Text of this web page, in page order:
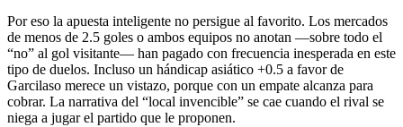
Por eso la apuesta inteligente no persigue al favorito. Los mercados
de menos de 2.5 goles o ambos equipos no anotan —sobre todo el
“no” al gol visitante— han pagado con frecuencia inesperada en este
tipo de duelos. Incluso un hándicap asiático +0.5 a favor de
Garcilaso merece un vistazo, porque con un empate alcanza para
cobrar. La narrativa del “local invencible” se cae cuando el rival se
niega a jugar el partido que le proponen.